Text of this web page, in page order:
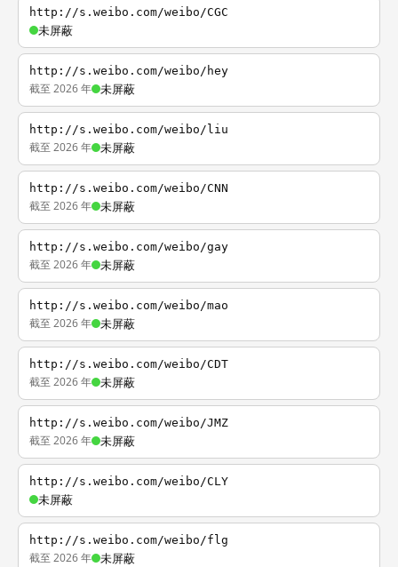
http://s.weibo.com/weibo/CGC
未屏蔽
http://s.weibo.com/weibo/hey
截至 2026 年 未屏蔽
http://s.weibo.com/weibo/liu
截至 2026 年 未屏蔽
http://s.weibo.com/weibo/CNN
截至 2026 年 未屏蔽
http://s.weibo.com/weibo/gay
截至 2026 年 未屏蔽
http://s.weibo.com/weibo/mao
截至 2026 年 未屏蔽
http://s.weibo.com/weibo/CDT
截至 2026 年 未屏蔽
http://s.weibo.com/weibo/JMZ
截至 2026 年 未屏蔽
http://s.weibo.com/weibo/CLY
未屏蔽
http://s.weibo.com/weibo/flg
截至 2026 年 未屏蔽